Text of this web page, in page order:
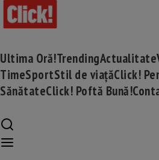
Ultima Oră!TrendingActualitate
TimeSportStil de viațăClick!
SănătateClick! Poftă Bună!